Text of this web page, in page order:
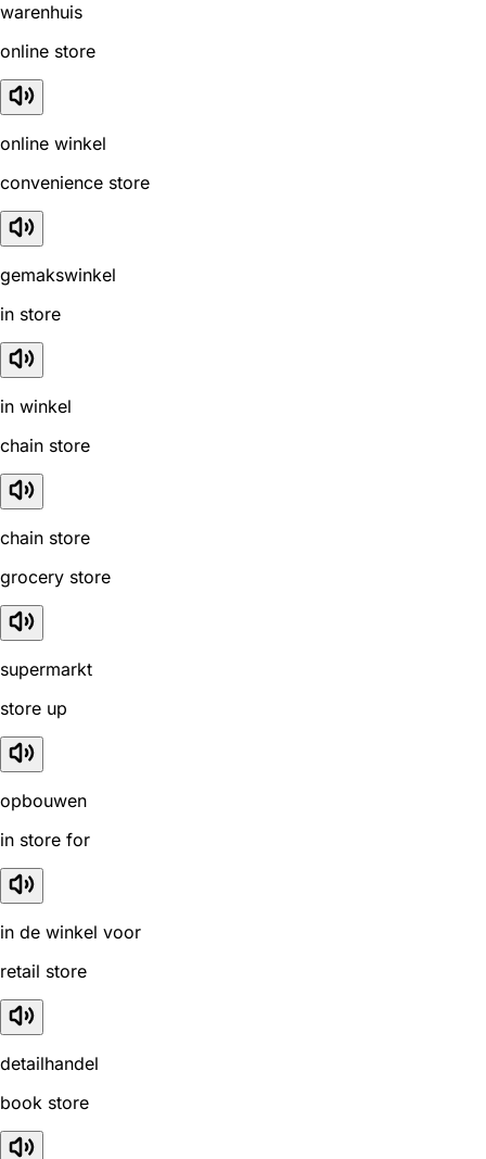
warenhuis
online store
online winkel
convenience store
gemakswinkel
in store
in winkel
chain store
chain store
grocery store
supermarkt
store up
opbouwen
in store for
in de winkel voor
retail store
detailhandel
book store